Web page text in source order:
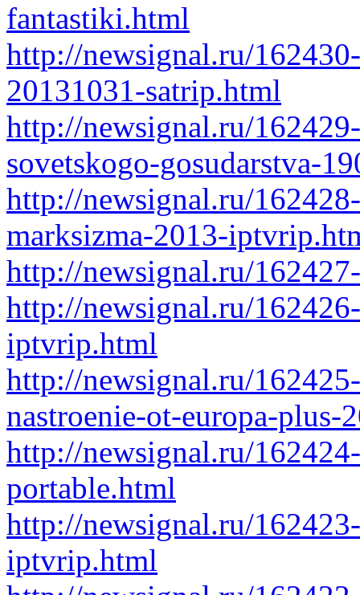
fantastiki.html
http://newsignal.ru/
20131031-satrip.html
http://newsignal.ru/
sovetskogo-gosudarstva-
http://newsignal.ru/
marksizma-2013-
http://newsignal.ru/
http://newsignal.ru/
iptvrip.html
http://newsignal.ru/
nastroenie-ot-europa-plus-
http://newsignal.ru/
portable.html
http://newsignal.ru/
iptvrip.html